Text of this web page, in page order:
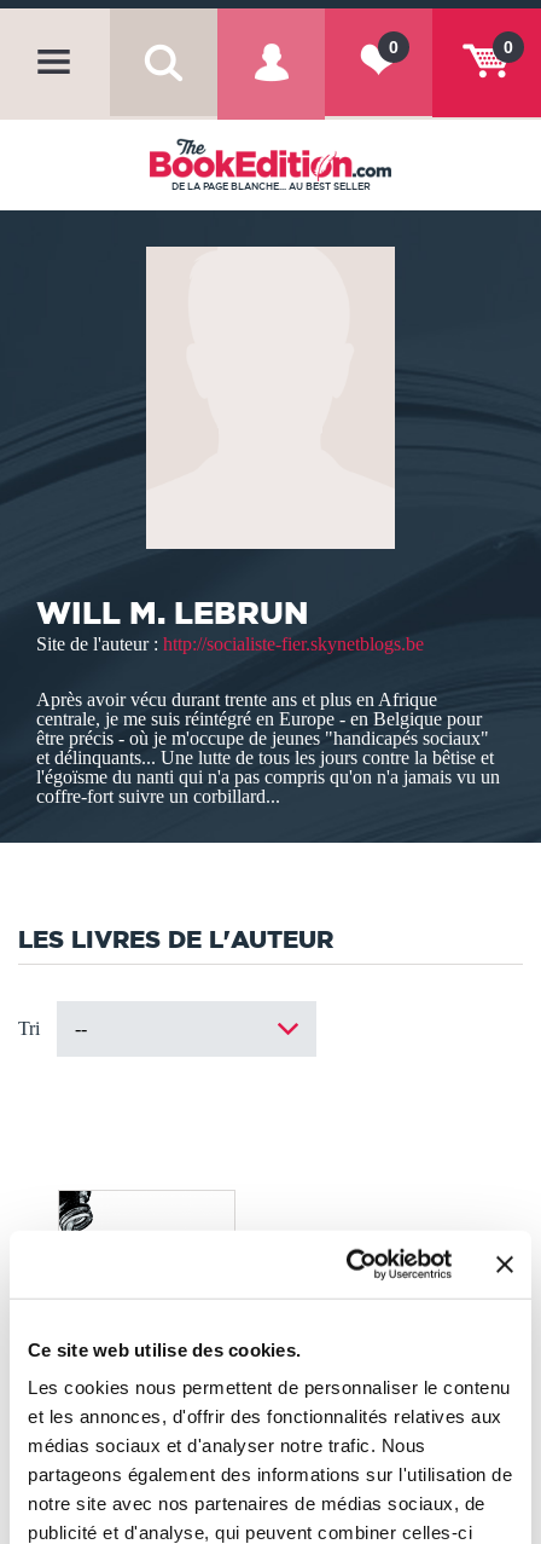
Ce site web utilise des cookies.
Les cookies nous permettent de personnaliser le contenu
et les annonces, d'offrir des fonctionnalités relatives aux
médias sociaux et d'analyser notre trafic. Nous
partageons également des informations sur l'utilisation de
notre site avec nos partenaires de médias sociaux, de
publicité et d'analyse, qui peuvent combiner celles-ci
0
0
DE LA PAGE BLANCHE... AU BEST SELLER
WILL M. LEBRUN
Site de l'auteur : http://socialiste-fier.skynetblogs.be
Après avoir vécu durant trente ans et plus en Afrique
centrale, je me suis réintégré en Europe - en Belgique pour
être précis - où je m'occupe de jeunes "handicapés sociaux"
et délinquants... Une lutte de tous les jours contre la bêtise et
l'égoïsme du nanti qui n'a pas compris qu'on n'a jamais vu un
coffre-fort suivre un corbillard...
LES LIVRES DE L'AUTEUR
Tri
(0 avis)